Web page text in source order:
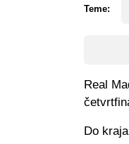
Teme:
Real
Do